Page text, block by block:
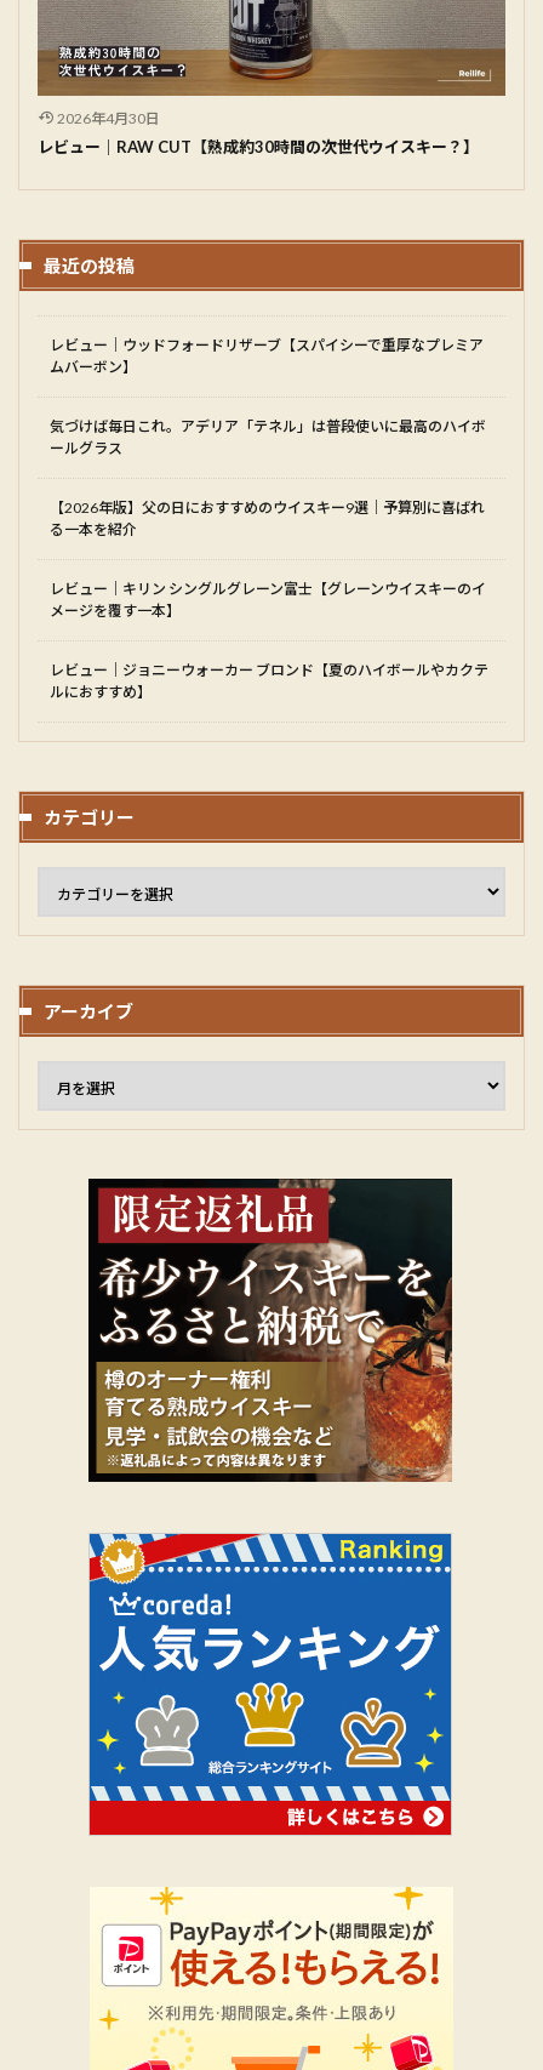
2026年4月30日
レビュー｜RAW CUT【熟成約30時間の次世代ウイスキー？】
最近の投稿
レビュー｜ウッドフォードリザーブ【スパイシーで重厚なプレミア
ムバーボン】
気づけば毎日これ。アデリア「テネル」は普段使いに最高のハイボ
ールグラス
【2026年版】父の日におすすめのウイスキー9選｜予算別に喜ばれ
る一本を紹介
レビュー｜キリン シングルグレーン富士【グレーンウイスキーのイ
メージを覆す一本】
レビュー｜ジョニーウォーカー ブロンド【夏のハイボールやカクテ
ルにおすすめ】
カテゴリー
アーカイブ